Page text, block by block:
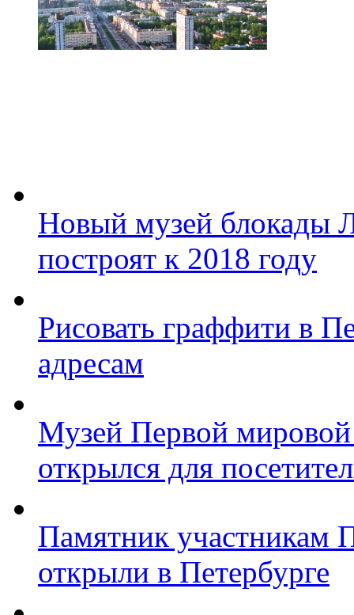
Новый музей блокады
построят к 2018 году
Рисовать граффити в
адресам
Музей Первой
открылся для
Памятник участникам
открыли в Петербурге